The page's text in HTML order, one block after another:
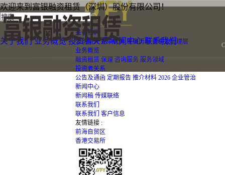
欢迎来到富银融资租赁（深圳）股份有限公司！
关于我们 业务概览 投资者关系 新闻中心 联系我们
关于我们
公司简介 竞争优势 发展历程 董事及管理层
业务概览
融资租赁 保理 咨询服务 服务领域
投资者关系
公告及通函 定期报告 推介材料 2026 企业管治
新闻中心
新闻稿 传媒联络
联系我们
联系我们 客户信息
友情链接 :
前海自贸区
香港交易所